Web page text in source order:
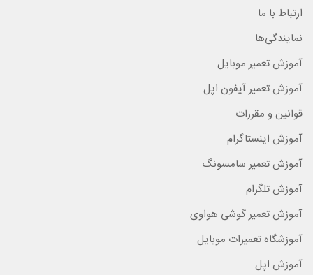
ارتباط با ما
نمایندگی‌ها
آموزش تعمیر موبایل
آموزش تعمیر آیفون اپل
قوانین و مقررات
آموزش اینستاگرام
آموزش تعمیر سامسونگ
آموزش تلگرام
آموزش تعمیر گوشی هواوی
آموزشگاه تعمیرات موبایل
آموزش اپل